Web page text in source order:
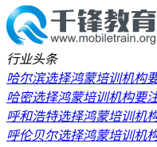
行业头条
哈尔滨选择鸿蒙培训机构
哈密选择鸿蒙培训机构要
呼和浩特选择鸿蒙培训机
呼伦贝尔选择鸿蒙培训机